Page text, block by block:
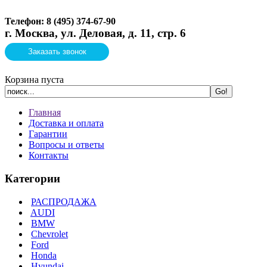
Телефон: 8 (495) 374-67-90
г. Москва, ул. Деловая, д. 11, стр. 6
Заказать звонок
Корзина пуста
Главная
Доставка и оплата
Гарантии
Вопросы и ответы
Контакты
Категории
РАСПРОДАЖА
AUDI
BMW
Chevrolet
Ford
Honda